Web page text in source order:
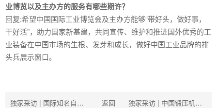
业博览以及主办方的服务有哪些期许？
回复:希望中国国际工业博览会及主办方能够“带好头，做好事，
干好活”，助力国家新基建，共同宣传、维护和推进国外优秀的工
业装备在中国市场的生根、发芽和成长，做好中国工业品牌的排
头兵展示窗口。
独家采访 | 国际知名自动化激光切割与焊接成套设备制造商——大族激光 返回 独家采访 | 中国锻压机床行业首家上市公司——亚威股份